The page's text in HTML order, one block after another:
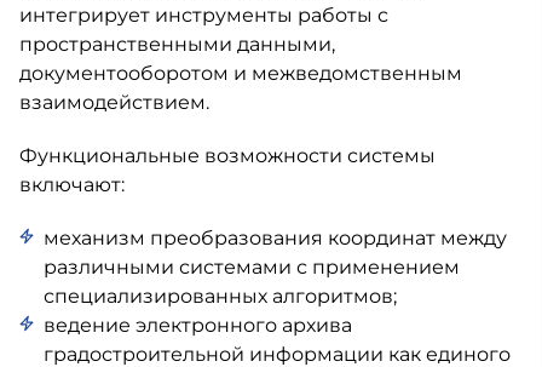
интегрирует инструменты работы с
пространственными данными,
документооборотом и межведомственным
взаимодействием.
Функциональные возможности системы
включают:
механизм преобразования координат между
различными системами с применением
специализированных алгоритмов;
ведение электронного архива
градостроительной информации как единого